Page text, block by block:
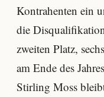
Kontrahenten ein
die
zweiten Platz,
am Ende des
Stirling Moss